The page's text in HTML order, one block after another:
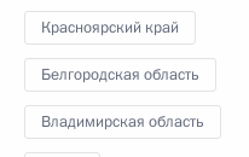
Красноярский край
Белгородская область
Владимирская область